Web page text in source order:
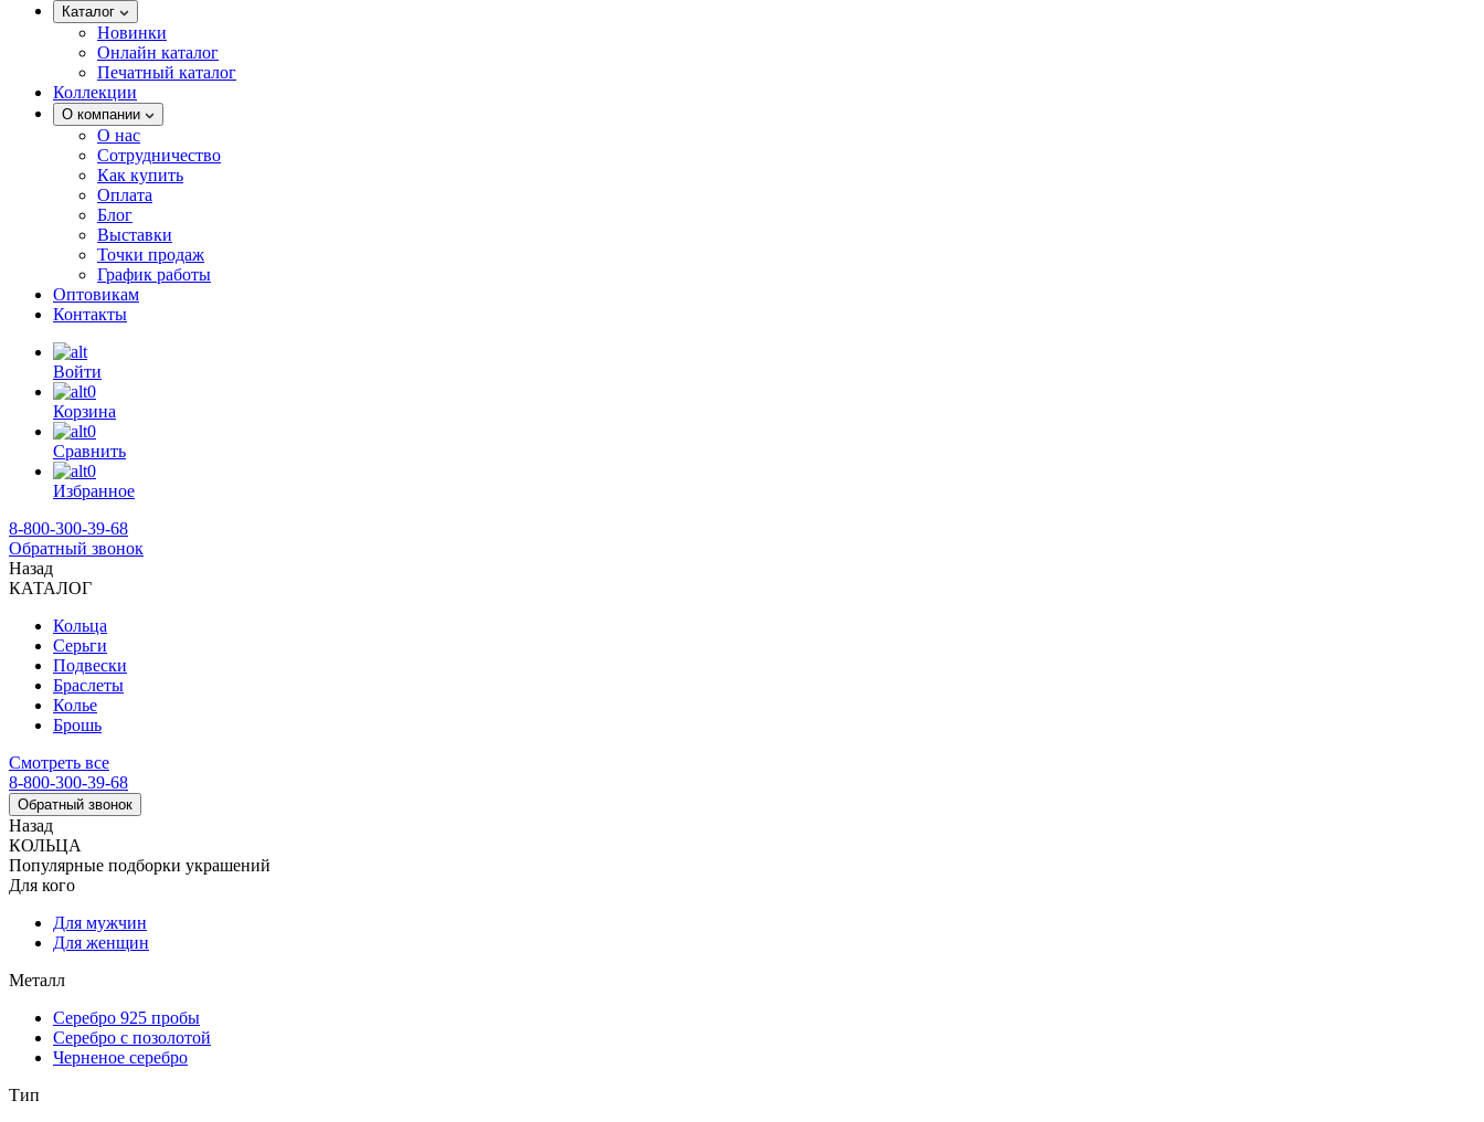
Каталог
Новинки
Онлайн каталог
Печатный каталог
Коллекции
О компании
О нас
Сотрудничество
Как купить
Оплата
Блог
Выставки
Точки продаж
График работы
Оптовикам
Контакты
Войти
0
Корзина
0
Сравнить
0
Избранное
8-800-300-39-68
Обратный звонок
Назад
КАТАЛОГ
Кольца
Серьги
Подвески
Браслеты
Колье
Брошь
Смотреть все
8-800-300-39-68
Обратный звонок
Назад
КОЛЬЦА
Популярные подборки украшений
Для кого
Для мужчин
Для женщин
Металл
Серебро 925 пробы
Серебро с позолотой
Черненое серебро
Тип